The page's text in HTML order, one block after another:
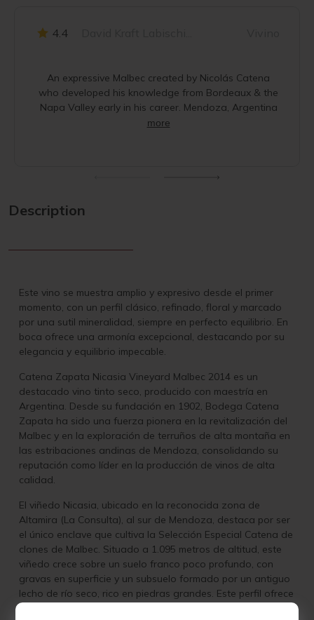
4.4
An expressive Malbec created by Nicolás Catena
who developed his knowledge from Bordeaux & the
Napa Valley early in his career. Mendoza, Argentina
more
Description
Este vino se muestra amplio y expresivo desde el primer
momento, con un perfil clásico, refinado, floral y marcado
por una sutil mineralidad, siempre en perfecto equilibrio. En
boca ofrece una armonía excepcional, destacando por su
elegancia y equilibrio impecable.
Catena Zapata Nicasia Vineyard Malbec 2014 es un
destacado vino tinto seco, producido con maestría en
Argentina. Desde su fundación en 1902, Bodega Catena
Zapata ha sido una fuerza pionera en la revitalización del
Malbec y en la exploración de terruños de alta montaña en
las estribaciones andinas de Mendoza, consolidando su
reputación como líder en la producción de vinos de alta
calidad.
El viñedo Nicasia, ubicado en la reconocida zona de
Altamira (La Consulta), al sur de Mendoza, destaca por ser
el único enclave que cultiva la Selección Especial Catena de
clones de Malbec. Situado a 1.095 metros de altitud, este
viñedo crece sobre un suelo franco poco profundo, con
gravas en superficie y un subsuelo formado por un antiguo
lecho de río seco, rico en piedras grandes. Este perfil ofrece
un drenaje excepcional, ideal para obtener uvas de alta